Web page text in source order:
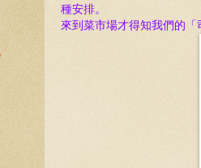
種安排。
來到菜市場才得知我們的